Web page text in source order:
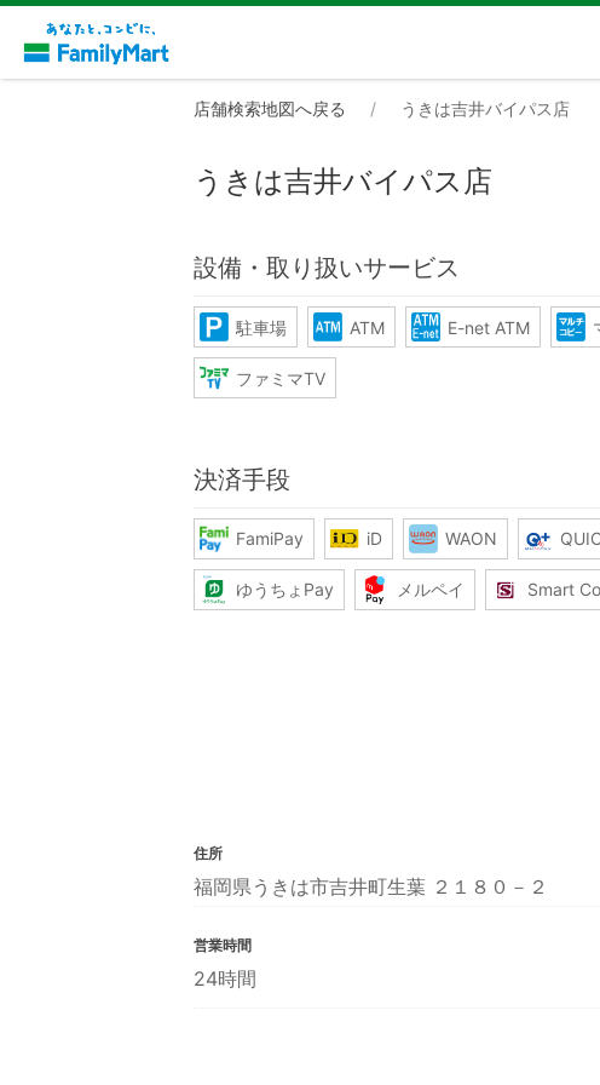
店舗検索地図へ戻る うきは吉井バイパス店
うきは吉井バイパス店
設備・取り扱いサービス
駐車場 ATM E-net ATM
ファミマTV
決済手段
FamiPay iD WAON
ゆうちょPay メルペイ Smart
住所
福岡県うきは市吉井町生葉 ２１８０－２
営業時間
24時間